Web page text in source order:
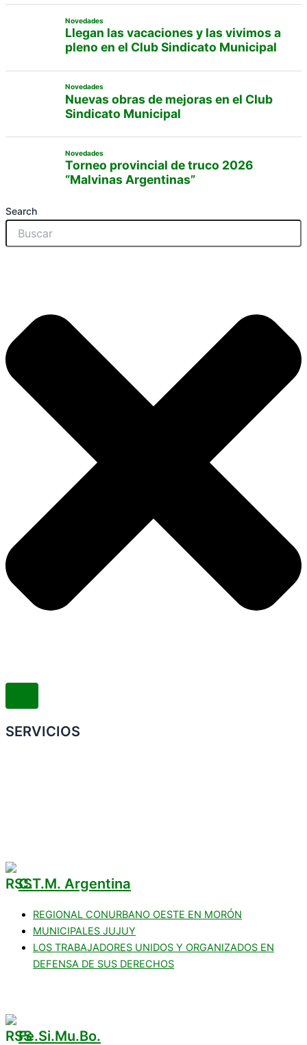
Novedades
Llegan las vacaciones y las vivimos a
pleno en el Club Sindicato Municipal
Novedades
Nuevas obras de mejoras en el Club
Sindicato Municipal
Novedades
Torneo provincial de truco 2026
“Malvinas Argentinas”
Search
SERVICIOS
C.T.M. Argentina
REGIONAL CONURBANO OESTE EN MORÓN
MUNICIPALES JUJUY
LOS TRABAJADORES UNIDOS Y ORGANIZADOS EN
DEFENSA DE SUS DERECHOS
Fe.Si.Mu.Bo.